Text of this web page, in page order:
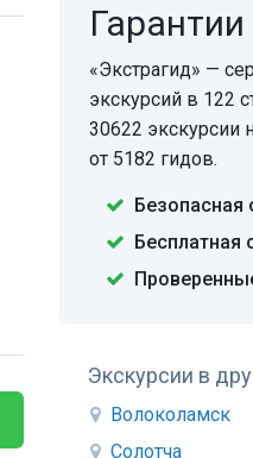
Гарантии
«Экстрагид» —
экскурсий в 122
30622 экскурсии
от 5182 гидов.
Безопасная
Бесплатная
Экскурсии в
Волоколамск
Солотча